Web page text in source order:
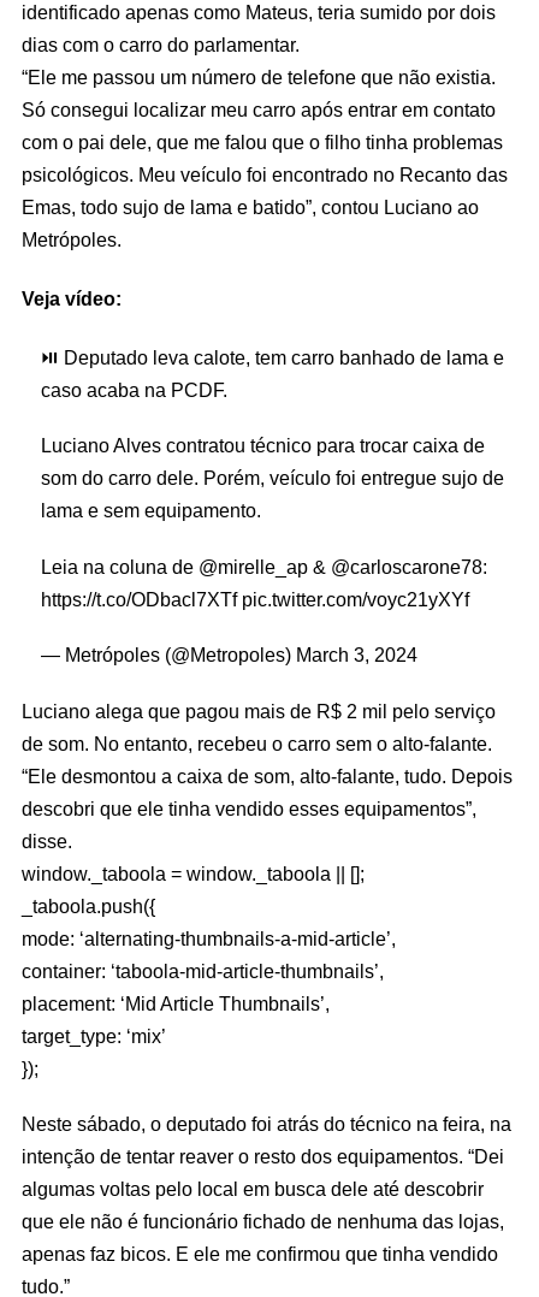
identificado apenas como Mateus, teria sumido por dois
dias com o carro do parlamentar.
“Ele me passou um número de telefone que não existia.
Só consegui localizar meu carro após entrar em contato
com o pai dele, que me falou que o filho tinha problemas
psicológicos. Meu veículo foi encontrado no Recanto das
Emas, todo sujo de lama e batido”, contou Luciano ao
Metrópoles.
Veja vídeo:
⏯️ Deputado leva calote, tem carro banhado de lama e
caso acaba na PCDF.
Luciano Alves contratou técnico para trocar caixa de
som do carro dele. Porém, veículo foi entregue sujo de
lama e sem equipamento.
Leia na coluna de @mirelle_ap & @carloscarone78:
https://t.co/ODbacl7XTf pic.twitter.com/voyc21yXYf
— Metrópoles (@Metropoles) March 3, 2024
Luciano alega que pagou mais de R$ 2 mil pelo serviço
de som. No entanto, recebeu o carro sem o alto-falante.
“Ele desmontou a caixa de som, alto-falante, tudo. Depois
descobri que ele tinha vendido esses equipamentos”,
disse.
window._taboola = window._taboola || [];
_taboola.push({
mode: ‘alternating-thumbnails-a-mid-article’,
container: ‘taboola-mid-article-thumbnails’,
placement: ‘Mid Article Thumbnails’,
target_type: ‘mix’
});
Neste sábado, o deputado foi atrás do técnico na feira, na
intenção de tentar reaver o resto dos equipamentos. “Dei
algumas voltas pelo local em busca dele até descobrir
que ele não é funcionário fichado de nenhuma das lojas,
apenas faz bicos. E ele me confirmou que tinha vendido
tudo.”